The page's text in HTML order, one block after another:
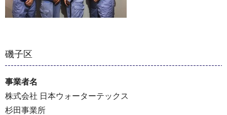
磯子区
事業者名
株式会社 日本ウォーターテックス
杉田事業所